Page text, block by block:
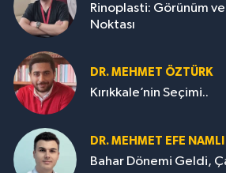
Rinoplasti: Görünüm ve
Noktası
DR. MEHMET ÖZTÜRK
Kırıkkale’nin Seçimi..
DR. MEHMET EFE NAMLI
Bahar Dönemi Geldi,